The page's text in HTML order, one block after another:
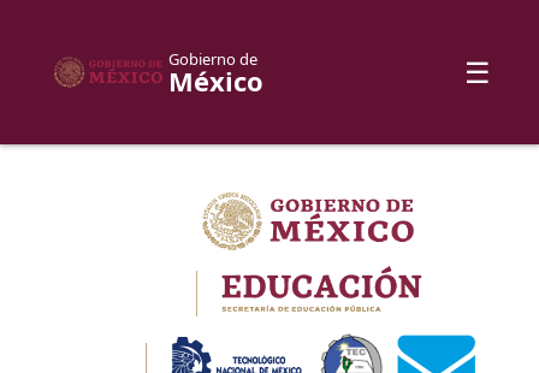
Gobierno de
México ☰